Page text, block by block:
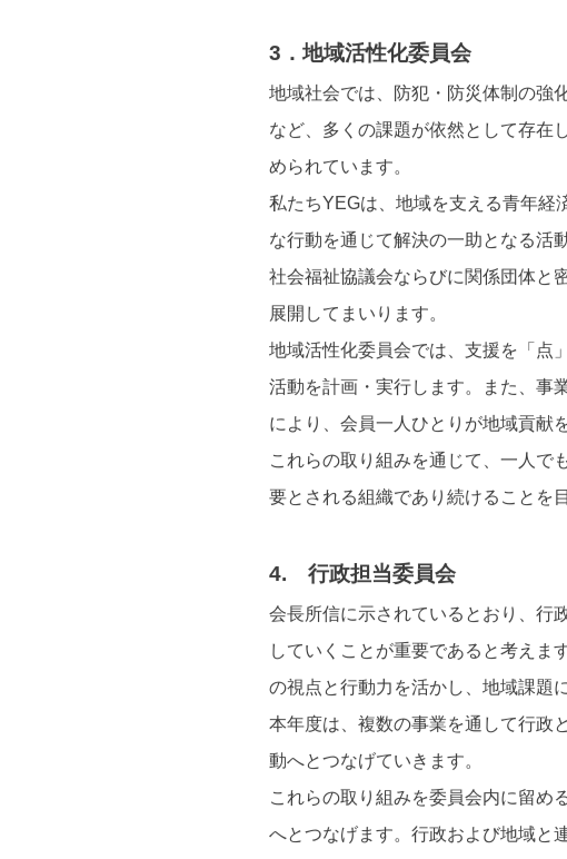
3．地域活性化委員会
地域社会では、防犯・防災体制の強
など、多くの課題が依然として存在
められています。
私たちYEGは、地域を支える青年経
な行動を通じて解決の一助となる活
社会福祉協議会ならびに関係団体と
展開してまいります。
地域活性化委員会では、支援を「点
活動を計画・実行します。また、事
により、会員一人ひとりが地域貢献
これらの取り組みを通じて、一人で
要とされる組織であり続けることを
4. 行政担当委員会
会長所信に示されているとおり、行
していくことが重要であると考えま
の視点と行動力を活かし、地域課題
本年度は、複数の事業を通して行政
動へとつなげていきます。
これらの取り組みを委員会内に留め
へとつなげます。行政および地域と